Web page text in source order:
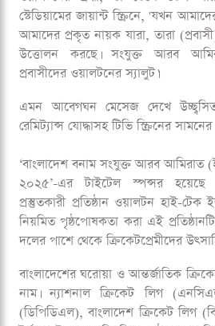
রেমিট্যান্স যোদ্ধারাই দেশের রিয়েল
দেশের অর্থনৈতিক সংকটের সময় ঢাল
সংকটের মতো চ্যালেঞ্জ মোকাবিলায়
পালন করছে। অথচ তাঁদের উপেক্ষা
অসম্ভব। এবার আরব আমিরাতের মাঠে
রেমিট্যান্স যোদ্ধাদের ভালোবাস জানালো
ওয়ালটনের শ্রদ্ধা; তা ভেসে উঠল
স্টেডিয়ামের জায়ান্ট স্ক্রিনে, 'যখন
আমাদের প্রকৃত নায়ক যারা, তারা
উত্তোলন করছে। সংযুক্ত আরব
প্রবাসীদের ওয়ালটনের স্যালুট।'
এমন আবেগঘন মেসেজ দেখে
রেমিট্যান্স যোদ্ধাসহ টিভি স্ক্রিনের